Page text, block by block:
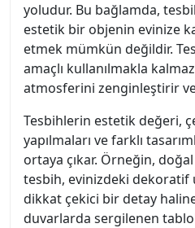
yoludur. Bu bağlamda,
estetik bir objenin evinize
etmek mümkün değildir.
amaçlı kullanılmakla
atmosferini zenginleştirir
Tesbihlerin estetik değeri,
yapılmaları ve farklı
ortaya çıkar. Örneğin,
tesbih, evinizdeki dekoratif
dikkat çekici bir detay
duvarlarda sergilenen